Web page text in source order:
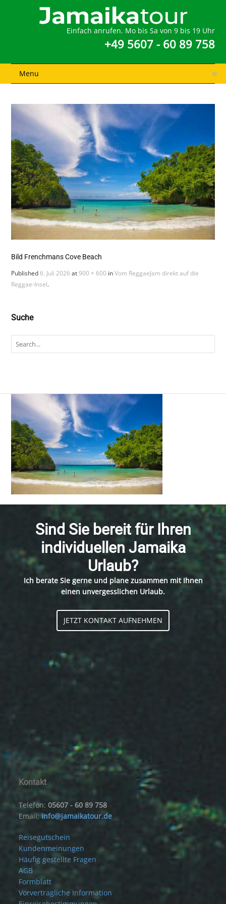
Einfach anrufen. Mo bis Sa von 9 bis 19 Uhr
+49 5607 - 60 89 758
Menu
Bild Frenchmans Cove Beach
Published 6. Juli 2026 at900 × 600 inVom ReggaeJam direkt auf die
Reggae-Insel.
Suche
Sind Sie bereit für Ihren
individuellen Jamaika
Urlaub?
Ich berate Sie gerne und plane zusammen mit Ihnen
einen unvergesslichen Urlaub.
JETZT KONTAKT AUFNEHMEN
Kontakt
Telefon:05607 - 60 89 758
Email:info@jamaikatour.de
Reisegutschein
Kundenmeinungen
Häufig gestellte Fragen
AGB
Formblatt
Vorvertragliche Information